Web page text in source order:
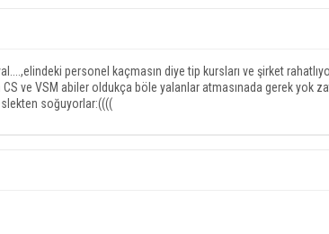
personel kaçmasın diye tip kursları ve şirket
ve VSM abiler oldukça böle yalanlar atmasınada gerek yok
soğuyorlar:((((